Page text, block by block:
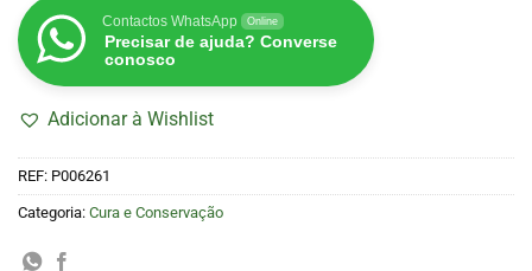
Contactos WhatsApp Online
Precisar de ajuda? Converse
conosco
Adicionar à Wishlist
REF: P006261
Categoria: Cura e Conservação